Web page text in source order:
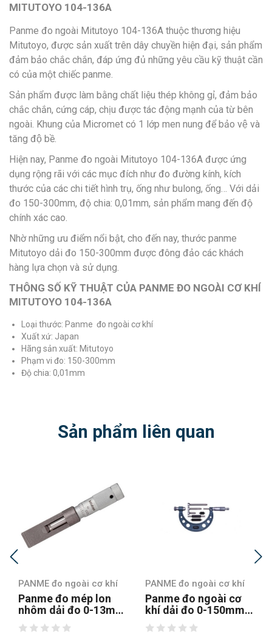
MITUTOYO 104-136A
Panme đo ngoài Mitutoyo 104-136A thuộc thương hiệu
Mitutoyo, được sản xuất trên dây chuyền hiện đại, sản phẩm
đảm bảo chắc chắn, đáp ứng đủ những yêu cầu kỹ thuật cần
có của một chiếc panme.
Sản phẩm được làm bằng chất liệu thép không gỉ, đảm bảo
chắc chắn, cứng cáp, chịu được tác động mạnh của từ bên
ngoài. Khung của Micromet có 1 lớp men nung để bảo vệ và
tăng độ bề.
Hiện nay, Panme đo ngoài Mitutoyo 104-136A được ứng
dụng rộng rãi với các mục đích như đo đường kính, kích
thước của các chi tiết hình trụ, ống như bulong, ống… Với dải
đo 150-300mm, độ chia: 0,01mm, sản phẩm mang đến độ
chính xác cao.
Nhờ những ưu điểm nổi bật, cho đến nay, thước panme
Mitutoyo dải đo 150-300mm được đông đảo các khách
hàng lựa chọn và sử dụng.
THÔNG SỐ KỸ THUẬT CỦA PANME ĐO NGOÀI CƠ KHÍ
MITUTOYO 104-136A
Loại thước: Panme đo ngoài cơ khí
Xuất xứ: Japan
Hãng sản xuất: Mitutoyo
Phạm vi đo: 150-300mm
Độ chia: 0,01mm
Sản phẩm liên quan
PANME đo ngoài cơ khí
Panme đo mép lon
nhôm dải đo 0-13mm
Mitutoyo 147-105
PANME đo ngoài cơ khí
Panme đo ngoài cơ
khí dải đo 0-150mm
Mitutoyo 104-135A